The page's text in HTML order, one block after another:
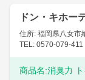
ドン・キホー
住所: 福岡県八女市
TEL: 0570-079-411
商品名:消臭力